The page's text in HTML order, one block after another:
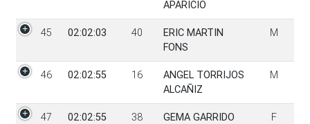
APARICIO
45 02:02:03 40
ERIC MARTIN
FONS
M
46 02:02:55 16
ANGEL TORRIJOS
ALCAÑIZ
M
47 02:02:55 38
GEMA GARRIDO
F